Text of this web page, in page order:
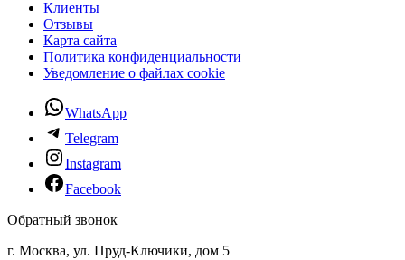
Клиенты
Отзывы
Карта сайта
Политика конфиденциальности
Уведомление о файлах cookie
WhatsApp
Telegram
Instagram
Facebook
Обратный звонок
г. Москва, ул. Пруд-Ключики, дом 5